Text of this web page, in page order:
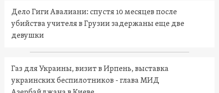
Дело Гиги Авалиани: спустя 10 месяцев после
убийства учителя в Грузии задержаны еще две
девушки
Газ для Украины, визит в Ирпень, выставка
украинских беспилотников - глава МИД